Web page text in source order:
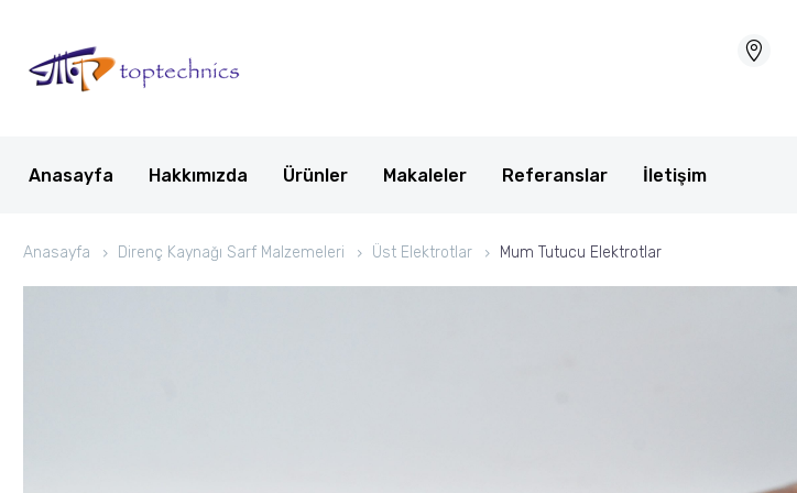
Anasayfa Hakkımızda Ürünler Makaleler Referanslar İletişim
Anasayfa Direnç Kaynağı Sarf Malzemeleri Üst Elektrotlar Mum Tutucu Elektrotlar